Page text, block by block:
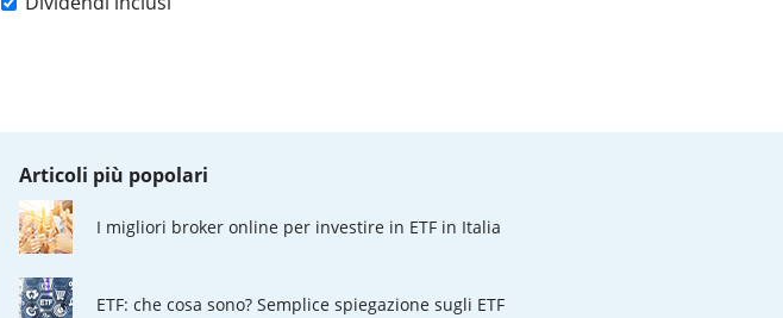
Articoli più popolari
I migliori broker online per investire in ETF in Italia
ETF: che cosa sono? Semplice spiegazione sugli ETF